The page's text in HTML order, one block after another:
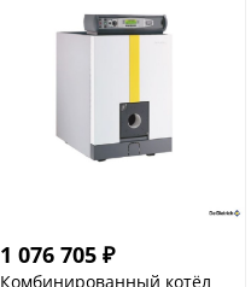
1 076 705 ₽
Комбинированный котёл